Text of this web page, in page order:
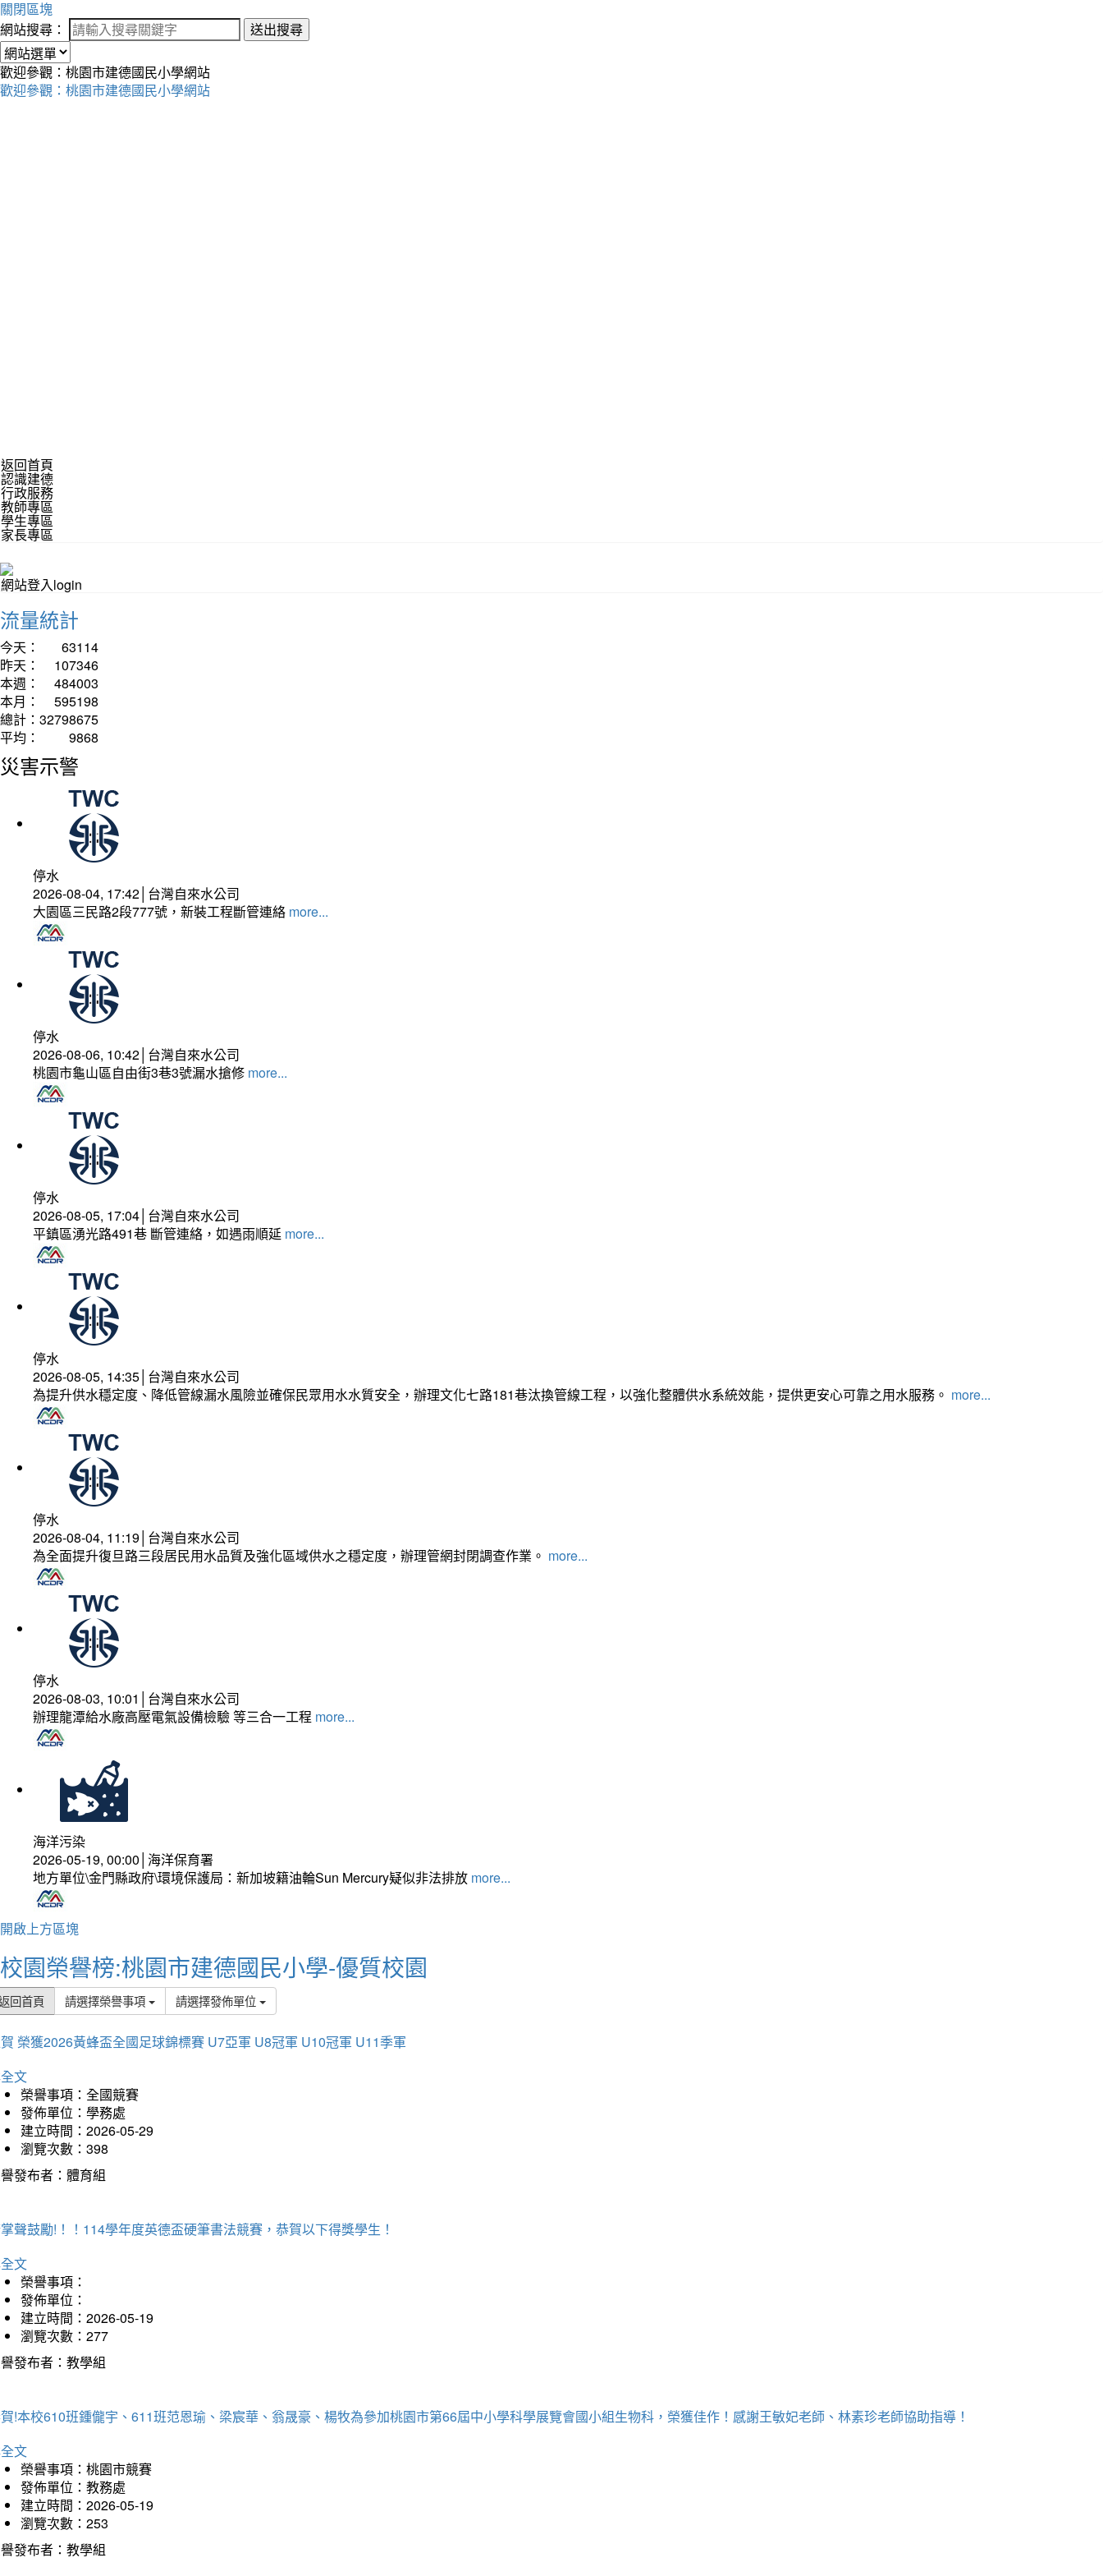
關閉區塊
網站搜尋：
送出搜尋
歡迎參觀：桃園市建德國民小學網站
歡迎參觀：桃園市建德國民小學網站
返回首頁
認識建德
行政服務
教師專區
學生專區
家長專區
網站登入login
流量統計
今天：
63114
昨天：
107346
本週：
484003
本月：
595198
總計： 32798675
平均：
9868
災害示警
停水
2026-08-04, 17:42│台灣自來水公司
大園區三民路2段777號，新裝工程斷管連絡 more...
停水
2026-08-06, 10:42│台灣自來水公司
桃園市龜山區自由街3巷3號漏水搶修 more...
停水
2026-08-05, 17:04│台灣自來水公司
平鎮區湧光路491巷 斷管連絡，如遇雨順延 more...
停水
2026-08-05, 14:35│台灣自來水公司
為提升供水穩定度、降低管線漏水風險並確保民眾用水水質安全，辦理文化七路181巷汰換管線工程，以強化整體供水系統效能，提供更安心可靠之用水服務。 more...
停水
2026-08-04, 11:19│台灣自來水公司
為全面提升復旦路三段居民用水品質及強化區域供水之穩定度，辦理管網封閉調查作業。 more...
停水
2026-08-03, 10:01│台灣自來水公司
辦理龍潭給水廠高壓電氣設備檢驗 等三合一工程 more...
海洋污染
2026-05-19, 00:00│海洋保育署
地方單位\金門縣政府\環境保護局：新加坡籍油輪Sun Mercury疑似非法排放 more...
開啟上方區塊
校園榮譽榜:桃園市建德國民小學-優質校園
回首頁 請選擇榮譽事項 請選擇發佈單位
榮獲2026黃蜂盃全國足球錦標賽 U7亞軍 U8冠軍 U10冠軍 U11季軍
文
榮譽事項：全國競賽
發佈單位：學務處
建立時間：2026-05-29
瀏覽次數：398
發布者：體育組
聲鼓勵!！！114學年度英德盃硬筆書法競賽，恭賀以下得獎學生！
文
榮譽事項：
發佈單位：
建立時間：2026-05-19
瀏覽次數：277
發布者：教學組
!本校610班鍾儱宇、611班范恩瑜、梁宸華、翁晟豪、楊牧為參加桃園市第66屆中小學科學展覽會國小組生物科，榮獲佳作！感謝王敏妃老師、林素珍老師協助指導！
文
榮譽事項：桃園市競賽
發佈單位：教務處
建立時間：2026-05-19
瀏覽次數：253
發布者：教學組